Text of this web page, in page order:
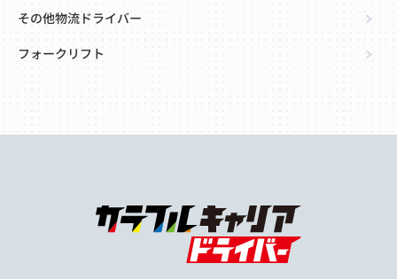
その他物流ドライバー
フォークリフト